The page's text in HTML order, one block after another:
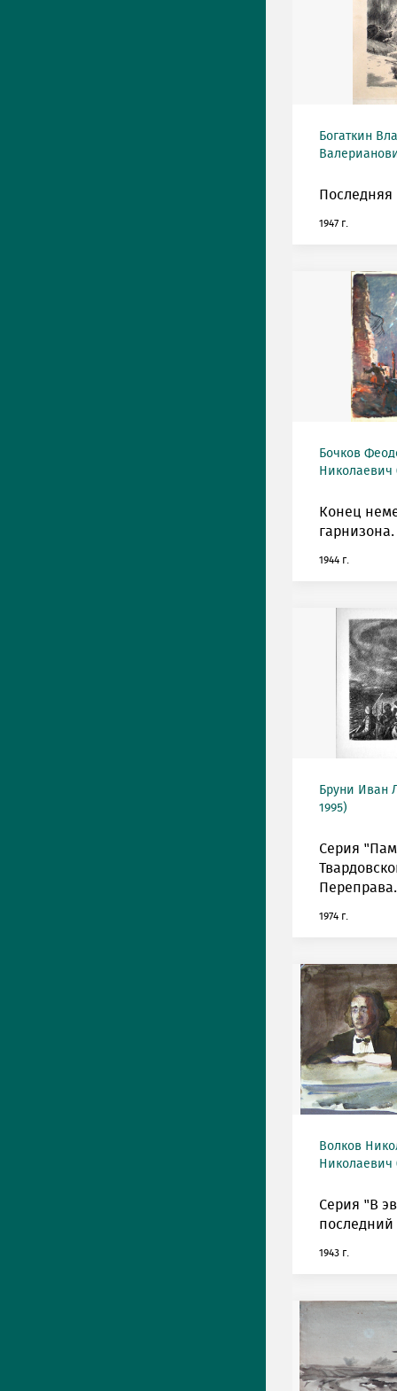
Богаткин
Последняя
1947 г.
Бочков
Николаевич
Конец
гарнизона.
1944 г.
Бруни Иван
1995)
Серия
Переправа.
1974 г.
Волков
Николаевич
Серия "В
последний
1943 г.